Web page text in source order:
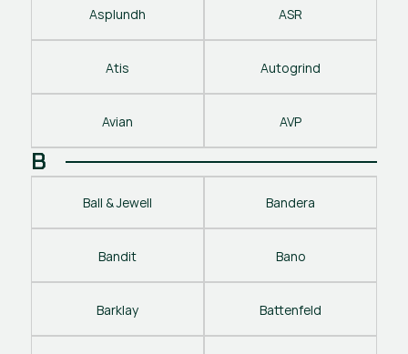
Asplundh ASR
Atis Autogrind
Avian AVP
B
Ball & Jewell Bandera
Bandit Bano
Barklay Battenfeld